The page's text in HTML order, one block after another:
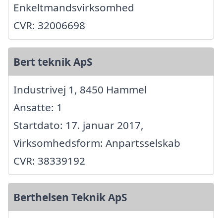
Enkeltmandsvirksomhed
CVR: 32006698
Bert teknik ApS
Industrivej 1, 8450 Hammel
Ansatte: 1
Startdato: 17. januar 2017,
Virksomhedsform: Anpartsselskab
CVR: 38339192
Berthelsen Teknik ApS